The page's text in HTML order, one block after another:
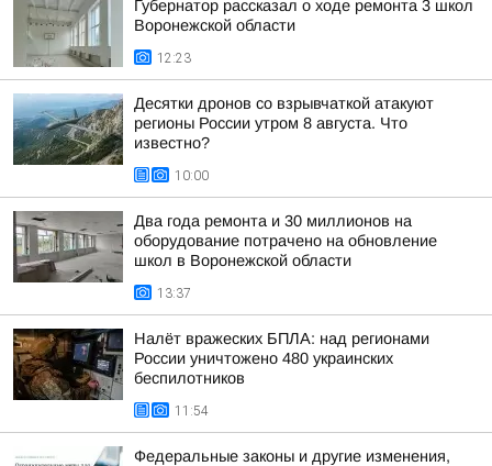
Губернатор рассказал о ходе ремонта 3 школ
Воронежской области
12:23
Десятки дронов со взрывчаткой атакуют
регионы России утром 8 августа. Что
известно?
10:00
Два года ремонта и 30 миллионов на
оборудование потрачено на обновление
школ в Воронежской области
13:37
Налёт вражеских БПЛА: над регионами
России уничтожено 480 украинских
беспилотников
11:54
Федеральные законы и другие изменения,